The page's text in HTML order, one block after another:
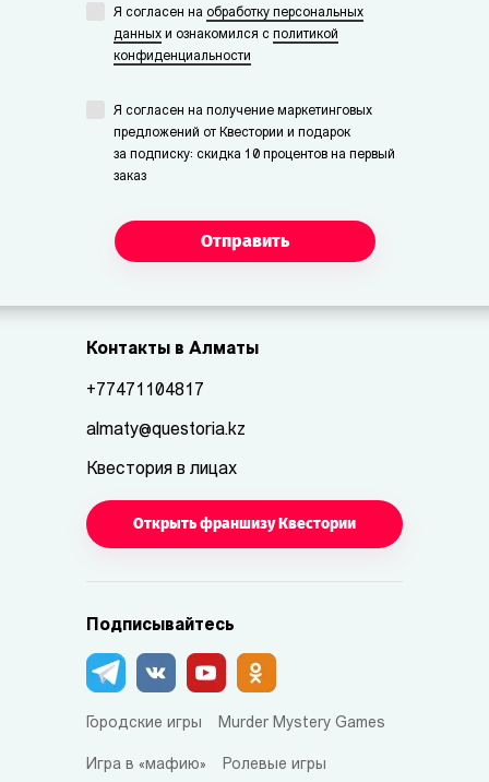
Я согласен на обработку персональных
данных и ознакомился с политикой
конфиденциальности
Я согласен на получение маркетинговых
предложений от Квестории и подарок
за подписку: скидка 10 процентов на первый
заказ
Отправить
Контакты в Алматы
+77471104817
almaty@questoria.kz
Квестория в лицах
Открыть франшизу Квестории
Подписывайтесь
Городские игры Murder Mystery Games
Игра в «мафию» Ролевые игры